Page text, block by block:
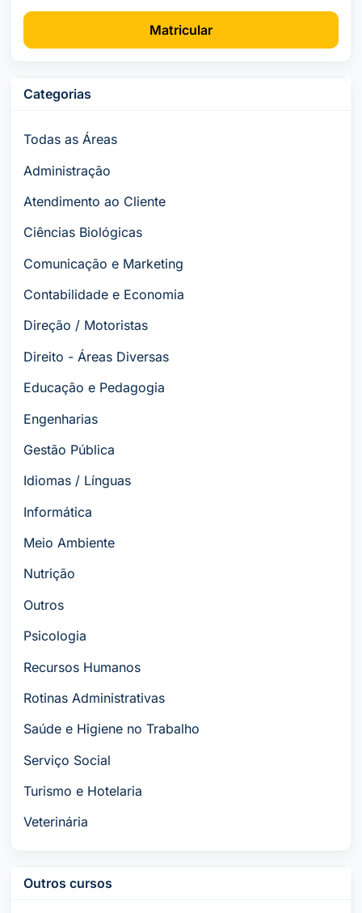
Matricular
Categorias
Todas as Áreas
Administração
Atendimento ao Cliente
Ciências Biológicas
Comunicação e Marketing
Contabilidade e Economia
Direção / Motoristas
Direito - Áreas Diversas
Educação e Pedagogia
Engenharias
Gestão Pública
Idiomas / Línguas
Informática
Meio Ambiente
Nutrição
Outros
Psicologia
Recursos Humanos
Rotinas Administrativas
Saúde e Higiene no Trabalho
Serviço Social
Turismo e Hotelaria
Veterinária
Outros cursos